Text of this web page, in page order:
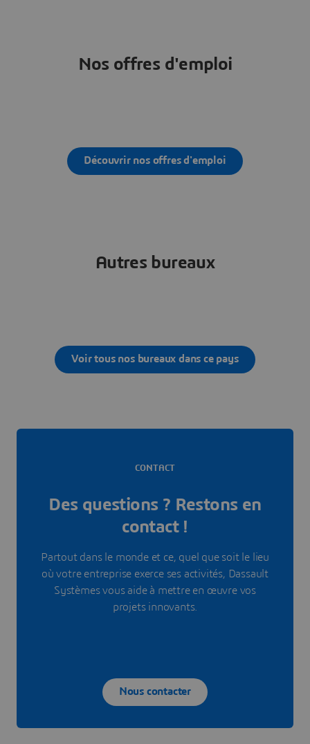
Nos offres d'emploi
Découvrir nos offres d'emploi
Autres bureaux
Voir tous nos bureaux dans ce pays
CONTACT
Des questions ? Restons en
contact !
Partout dans le monde et ce, quel que soit le lieu
où votre entreprise exerce ses activités, Dassault
Systèmes vous aide à mettre en œuvre vos
projets innovants.
Nous contacter